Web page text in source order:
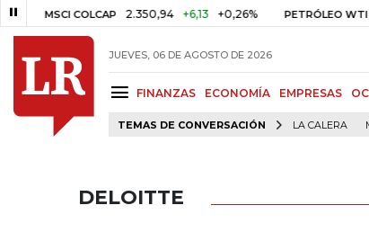
COLCAP 2.350,94 +6,13 +0,26% PETRÓLEO WTI US$ 78,01
JUEVES, 06 DE AGOSTO DE 2026
FINANZAS ECONOMÍA EMPRESAS
TEMAS DE CONVERSACIÓN LA CALERA
DELOITTE